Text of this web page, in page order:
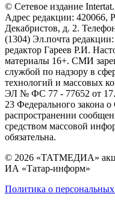
© Сетевое издание
Адрес редакции: 420066,
Декабристов, д. 2.
(1304) Эл.почта
редактор Гареев Р.И.
материалы 16+. СМИ
службой по надзору в
технологий и массовых
ЭЛ № ФС 77 - 77652 от
23 Федерального закона
распространении
средством массовой
обязательна.
© 2026 «ТАТМЕДИА»
ИА «Татар-информ»
Политика о